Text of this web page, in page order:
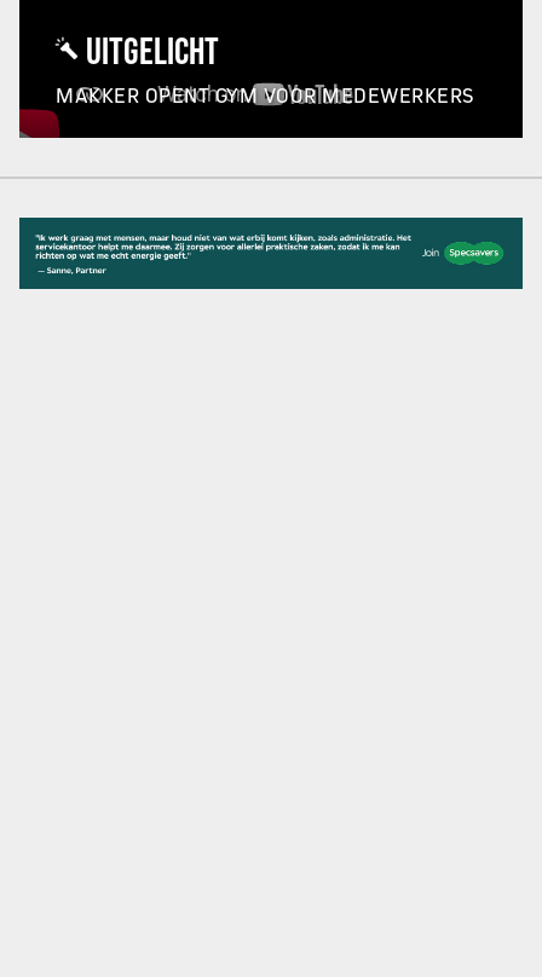
UITGELICHT
MAKKER OPENT GYM VOOR MEDEWERKERS